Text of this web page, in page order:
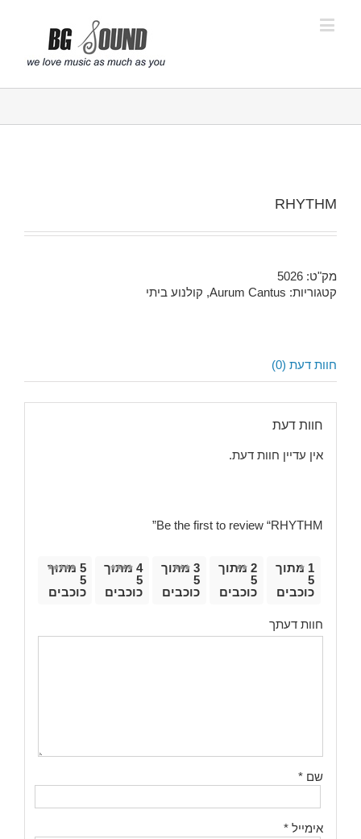
RHYTHM
מק"ט: 5026
קטגוריות: Aurum Cantus
, קולנוע ביתי
חוות דעת (0)
חוות דעת
אין עדיין חוות דעת.
Be the first to review “RHYTHM”
1 מתוך
5
כוכבים
2 מתוך
5
כוכבים
3 מתוך
5
כוכבים
4 מתוך
5
כוכבים
5 מתוך
5
כוכבים
חוות דעתך
שם *
אימייל *